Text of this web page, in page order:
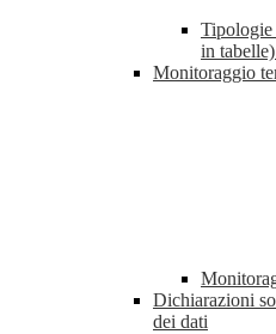
Tipologie
in tabelle)
Monitoraggio
Dichiarazioni
dei dati